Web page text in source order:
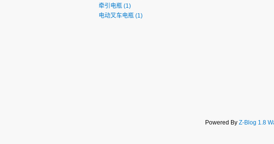
牵引电瓶 (1)
电动叉车电瓶 (1)
Powered By Z-Blog 1.8